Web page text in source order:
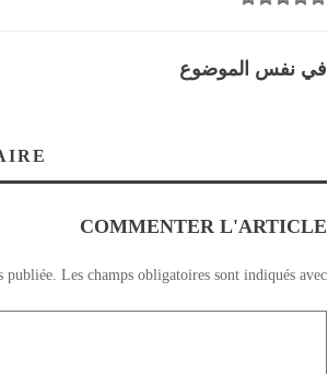
في نفس الموضوع
COMMENTER L'ARTICLE
publiée. Les champs obligatoires sont indiqués avec